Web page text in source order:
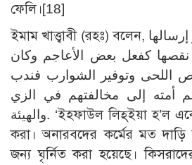
ফেলি।[18]
ইমাম খাত্ত্বাবী (রহঃ) বলেন, وأما إعفاء اللحية فهو إرسالها
نقصها كفعل بعض الأعاجم وكان
وتوفير الشوارب فندب
أمته إلى مخالفتهم في الزي
والهيئة. ‘ইহফাউল লিহ্ইয়া হ’ল একে ছেড়ে দেওয়া ও বৃদ্ধি
করা। অনারবদের কর্মের মত
জন্য ঘৃর্নিত করা হয়েছে।